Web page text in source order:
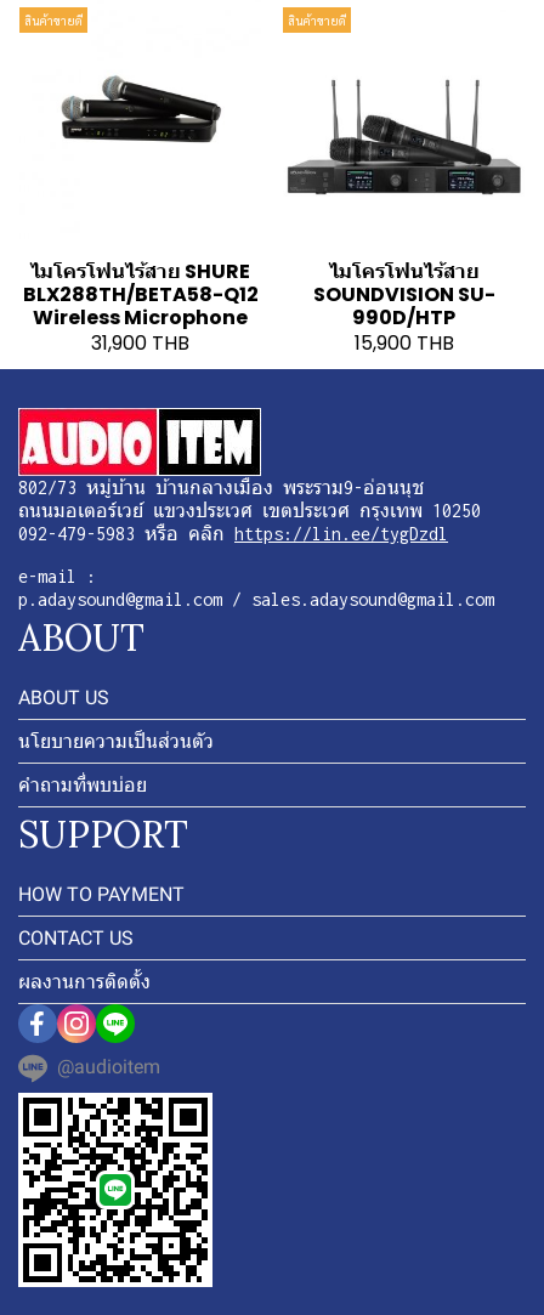
สินค้าขายดี
ไมโครโฟนไร้สาย SHURE
BLX288TH/BETA58-Q12
Wireless Microphone
31,900 THB
สินค้าขายดี
ไมโครโฟนไร้สาย
SOUNDVISION SU-
990D/HTP
15,900 THB
802/73 หมู่บ้าน บ้านกลางเมือง พระราม9-อ่อนนุช
ถนนมอเตอร์เวย์ แขวงประเวศ เขตประเวศ กรุงเทพ 10250
092-479-5983 หรือ คลิก https://lin.ee/tygDzdl
e-mail :
p.adaysound@gmail.com / sales.adaysound@gmail.com
ABOUT
ABOUT US
นโยบายความเป็นส่วนตัว
คำถามที่พบบ่อย
SUPPORT
HOW TO PAYMENT
CONTACT US
ผลงานการติดตั้ง
@audioitem